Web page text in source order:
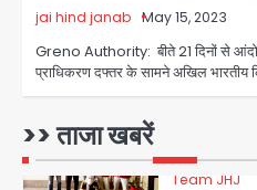
jai hind janab May 15, 2023
Greno Authority: बीते 21 दिनों से
प्राधिकरण दफ्तर के सामने अखिल भारतीय
>> ताजा खबरें
Team JHJ